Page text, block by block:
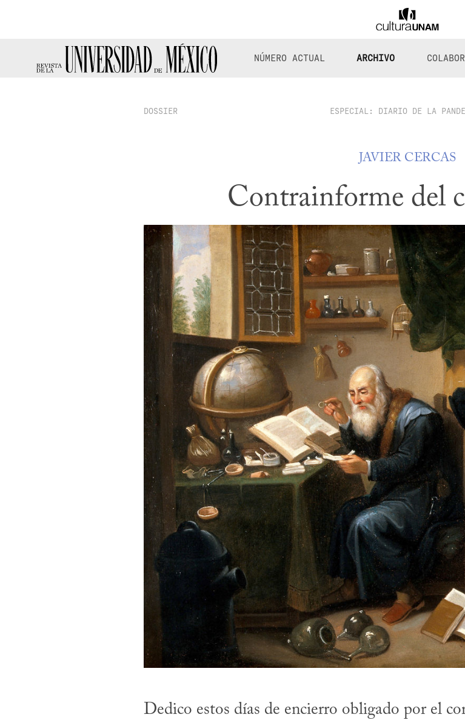
NÚMERO ACTUAL ARCHIVO
DOSSIER ESPECIAL: DIARIO DE LA
JAVIER CERCAS
Contrainforme del
Dedico estos días de encierro obligado por el